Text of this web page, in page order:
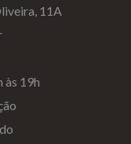
11A
às 19h